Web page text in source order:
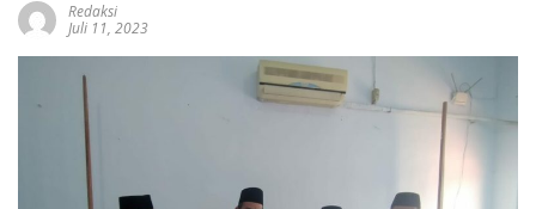
Redaksi
Juli 11, 2023